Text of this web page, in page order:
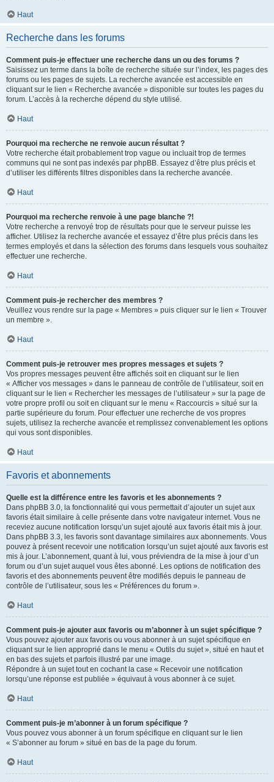
Haut
Recherche dans les forums
Comment puis-je effectuer une recherche dans un ou des forums ?
Saisissez un terme dans la boîte de recherche située sur l’index, les pages des
forums ou les pages de sujets. La recherche avancée est accessible en
cliquant sur le lien « Recherche avancée » disponible sur toutes les pages du
forum. L’accès à la recherche dépend du style utilisé.
Haut
Pourquoi ma recherche ne renvoie aucun résultat ?
Votre recherche était probablement trop vague ou incluait trop de termes
communs qui ne sont pas indexés par phpBB. Essayez d’être plus précis et
d’utiliser les différents filtres disponibles dans la recherche avancée.
Haut
Pourquoi ma recherche renvoie à une page blanche ?!
Votre recherche a renvoyé trop de résultats pour que le serveur puisse les
afficher. Utilisez la recherche avancée et essayez d’être plus précis dans les
termes employés et dans la sélection des forums dans lesquels vous souhaitez
effectuer une recherche.
Haut
Comment puis-je rechercher des membres ?
Veuillez vous rendre sur la page « Membres » puis cliquer sur le lien « Trouver
un membre ».
Haut
Comment puis-je retrouver mes propres messages et sujets ?
Vos propres messages peuvent être affichés soit en cliquant sur le lien
« Afficher vos messages » dans le panneau de contrôle de l’utilisateur, soit en
cliquant sur le lien « Rechercher les messages de l’utilisateur » sur la page de
votre propre profil ou soit en cliquant sur le menu « Raccourcis » situé sur la
partie supérieure du forum. Pour effectuer une recherche de vos propres
sujets, utilisez la recherche avancée et remplissez convenablement les options
qui vous sont disponibles.
Haut
Favoris et abonnements
Quelle est la différence entre les favoris et les abonnements ?
Dans phpBB 3.0, la fonctionnalité qui vous permettait d’ajouter un sujet aux
favoris était similaire à celle présente dans votre navigateur internet. Vous ne
receviez aucune notification lorsqu’un sujet ajouté aux favoris était mis à jour.
Dans phpBB 3.3, les favoris sont davantage similaires aux abonnements. Vous
pouvez à présent recevoir une notification lorsqu’un sujet ajouté aux favoris est
mis à jour. L’abonnement, quant à lui, vous préviendra de la mise à jour d’un
forum ou d’un sujet auquel vous êtes abonné. Les options de notification des
favoris et des abonnements peuvent être modifiés depuis le panneau de
contrôle de l’utilisateur, sous les « Préférences du forum ».
Haut
Comment puis-je ajouter aux favoris ou m’abonner à un sujet spécifique ?
Vous pouvez ajouter aux favoris ou vous abonner à un sujet spécifique en
cliquant sur le lien approprié dans le menu « Outils du sujet », situé en haut et
en bas des sujets et parfois illustré par une image.
Répondre à un sujet tout en cochant la case « Recevoir une notification
lorsqu’une réponse est publiée » équivaut à vous abonner à ce sujet.
Haut
Comment puis-je m’abonner à un forum spécifique ?
Vous pouvez vous abonner à un forum spécifique en cliquant sur le lien
« S’abonner au forum » situé en bas de la page du forum.
Haut